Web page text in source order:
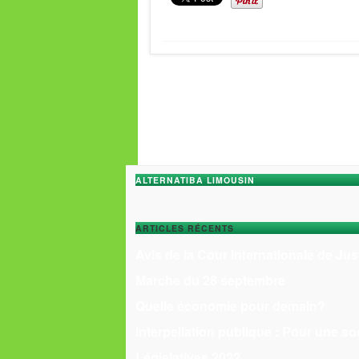
ALTERNATIBA LIMOUSIN
ARTICLES RÉCENTS